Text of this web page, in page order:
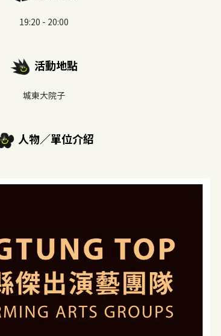
19:20 - 20:00
活動地點
城東大院子
人物／單位介紹